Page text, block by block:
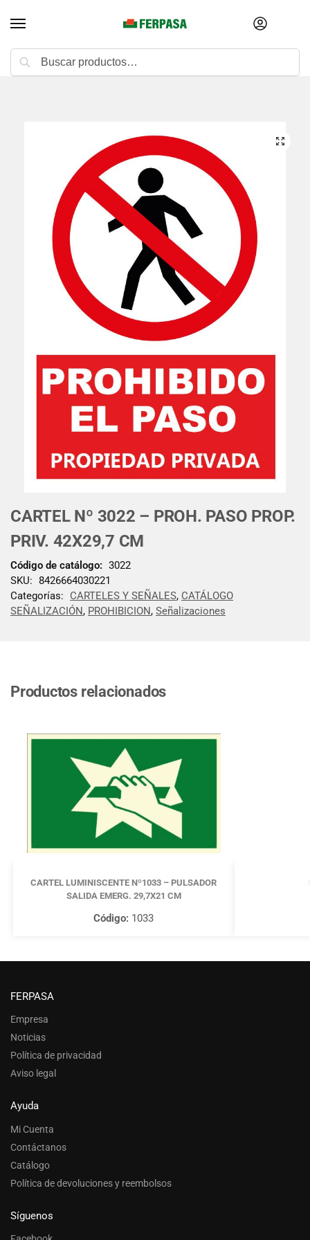
CARTEL Nº 3022 – PROH. PASO PROP.
PRIV. 42X29,7 CM
Código de catálogo: 3022
SKU: 8426664030221
Categorías:
CARTELES Y SEÑALES, CATÁLOGO
SEÑALIZACIÓN, PROHIBICION, Señalizaciones
Productos relacionados
CARTEL LUMINISCENTE Nº1033 – PULSADOR
SALIDA EMERG. 29,7X21 CM
Código: 1033
FERPASA
Empresa
Noticias
Política de privacidad
Aviso legal
Ayuda
Mi Cuenta
Contáctanos
Catálogo
Política de devoluciones y reembolsos
Síguenos